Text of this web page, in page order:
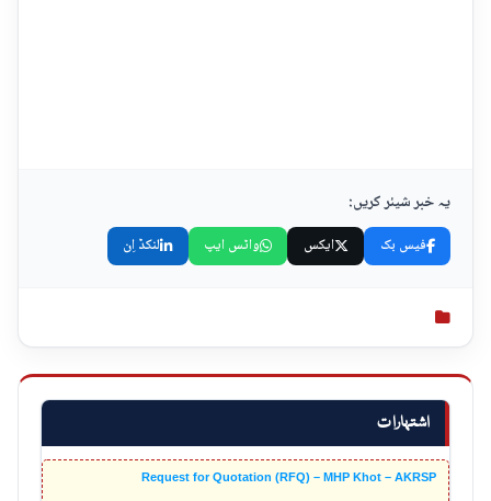
اشتہارات
Request for Quotation (RFQ) – MHP Khot – AKRSP
یہ خبر شیئر کریں:
فیس بک ایکس واٹس ایپ لنکڈ اِن